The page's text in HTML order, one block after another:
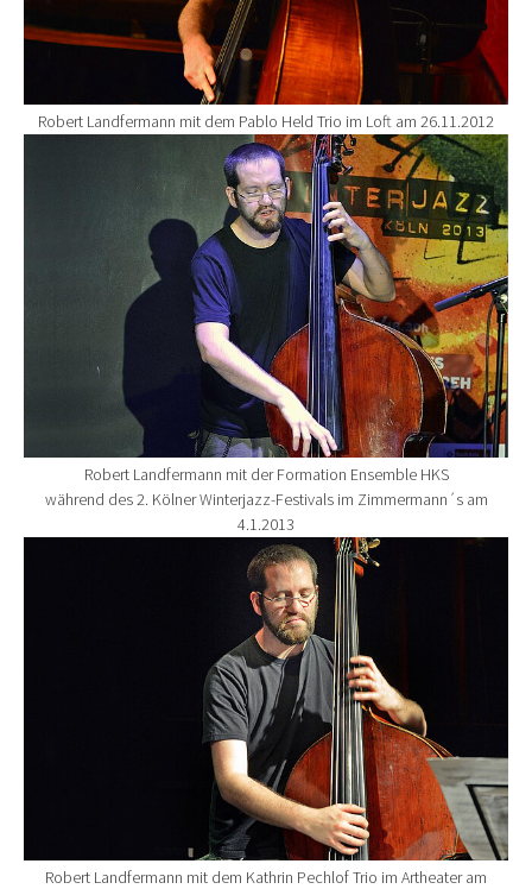
Robert Landfermann mit dem Pablo Held Trio im Loft am 26.11.2012
Show larger version for:
Robert Landfermann mit der Formation Ensemble HKS
während des 2. Kölner Winterjazz-Festivals im Zimmermann´s am
4.1.2013
Robert Landfermann mit dem Kathrin Pechlof Trio im Artheater am